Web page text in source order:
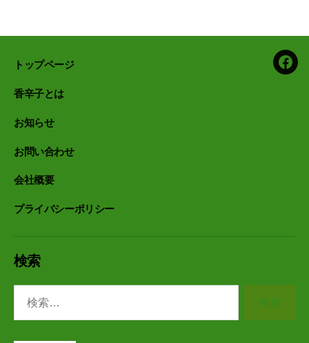
トップページ
香辛子とは
お知らせ
お問い合わせ
会社概要
プライバシーポリシー
検索
対